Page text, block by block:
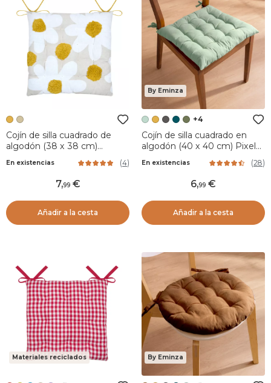
Cojín de silla cuadrado de
algodón (38 x 38 cm)
En existencias (4)
7,99
Añadir a la cesta
By Eminza
+4
Cojín de silla cuadrado en
algodón (40 x 40 cm) Pixel
En existencias (28)
6,99
Añadir a la cesta
Materiales reciclados By Eminza